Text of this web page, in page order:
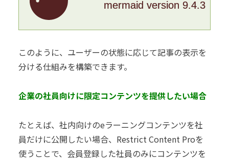
mermaid version 9.4.3
このように、ユーザーの状態に応じて記事の表示を
分ける仕組みを構築できます。
企業の社員向けに限定コンテンツを提供したい場合
たとえば、社内向けのeラーニングコンテンツを社
員だけに公開したい場合、Restrict Content Proを
使うことで、会員登録した社員のみにコンテンツを